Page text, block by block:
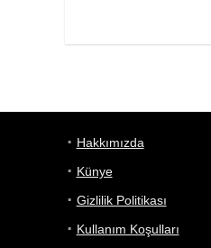
Hakkımızda
Künye
Gizlilik Politikası
Kullanım Koşulları